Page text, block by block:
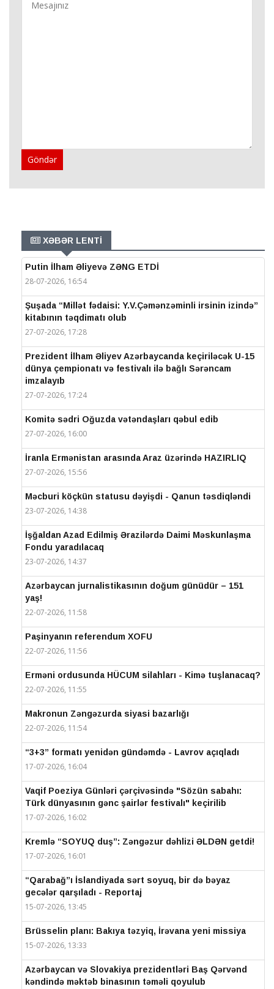
Göndər
XƏBƏR LENTİ
Putin İlham Əliyevə ZƏNG ETDİ
28-07-2026, 16:54
Şuşada “Millət fədaisi: Y.V.Çəmənzəminli irsinin izində”
kitabının təqdimatı olub
27-07-2026, 17:28
Prezident İlham Əliyev Azərbaycanda keçiriləcək U-15
dünya çempionatı və festivalı ilə bağlı Sərəncam
imzalayıb
27-07-2026, 17:24
Komitə sədri Oğuzda vətəndaşları qəbul edib
27-07-2026, 16:00
İranla Ermənistan arasında Araz üzərində HAZIRLIQ
27-07-2026, 15:56
Məcburi köçkün statusu dəyişdi - Qanun təsdiqləndi
23-07-2026, 14:38
İşğaldan Azad Edilmiş Ərazilərdə Daimi Məskunlaşma
Fondu yaradılacaq
23-07-2026, 14:37
Azərbaycan jurnalistikasının doğum günüdür – 151
yaş!
22-07-2026, 11:58
Paşinyanın referendum XOFU
22-07-2026, 11:56
Erməni ordusunda HÜCUM silahları - Kimə tuşlanacaq?
22-07-2026, 11:55
Makronun Zəngəzurda siyasi bazarlığı
22-07-2026, 11:54
“3+3” formatı yenidən gündəmdə - Lavrov açıqladı
17-07-2026, 16:04
Vaqif Poeziya Günləri çərçivəsində "Sözün sabahı:
Türk dünyasının gənc şairlər festivalı" keçirilib
17-07-2026, 16:02
Kremlə “SOYUQ duş”: Zəngəzur dəhlizi ƏLDƏN getdi!
17-07-2026, 16:01
“Qarabağ”ı İslandiyada sərt soyuq, bir də bəyaz
gecələr qarşıladı - Reportaj
15-07-2026, 13:45
Brüsselin planı: Bakıya təzyiq, İrəvana yeni missiya
15-07-2026, 13:33
Azərbaycan və Slovakiya prezidentləri Baş Qərvənd
kəndində məktəb binasının təməli qoyulub